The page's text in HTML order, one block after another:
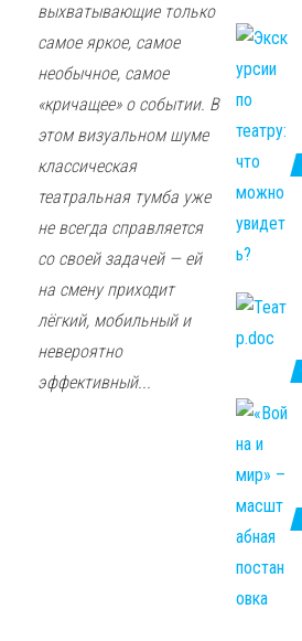
выхватывающие только
самое яркое, самое
необычное, самое
«кричащее» о событии. В
этом визуальном шуме
классическая
театральная тумба уже
не всегда справляется
со своей задачей — ей
на смену приходит
лёгкий, мобильный и
невероятно
эффективный...